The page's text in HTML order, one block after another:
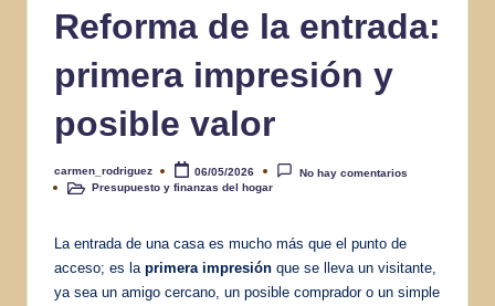
Reforma de la entrada:
primera impresión y
posible valor
Publicado
por
carmen_rodriguez 06/05/2026
No hay comentarios
PublicadoPresupuesto y finanzas del hogar
La entrada de una casa es mucho más que el punto de
acceso; es la primera impresión que se lleva un visitante,
ya sea un amigo cercano, un posible comprador o un simple